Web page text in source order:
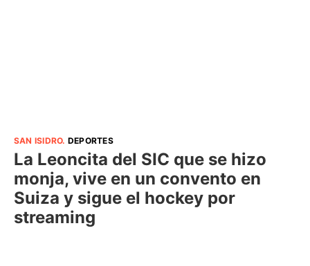
SAN ISIDRO. DEPORTES
La Leoncita del SIC que se hizo
monja, vive en un convento en
Suiza y sigue el hockey por
streaming